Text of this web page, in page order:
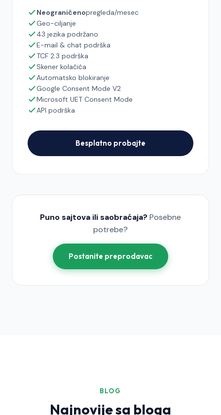
Neograničenopregleda/mesec
Geo-ciljanje
43 jezika podržano
E-mail & chat podrška
TCF 2.3 podrška
Skener kolačića
Automatsko blokiranje
Google Consent Mode V2
Microsoft UET Consent Mode
API podrška
Besplatno probajte
Puno sajtova ili saobraćaja? Posebne
potrebe?
Postanite preprodavac
BLOG
Najnovije sa bloga